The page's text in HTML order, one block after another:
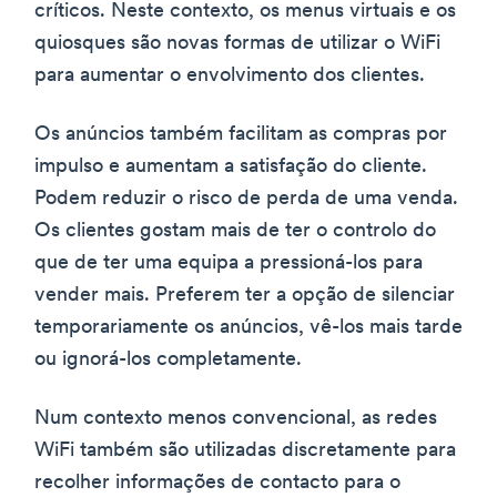
críticos. Neste contexto, os menus virtuais e os
quiosques são novas formas de utilizar o WiFi
para aumentar o envolvimento dos clientes.
Os anúncios também facilitam as compras por
impulso e aumentam a satisfação do cliente.
Podem reduzir o risco de perda de uma venda.
Os clientes gostam mais de ter o controlo do
que de ter uma equipa a pressioná-los para
vender mais. Preferem ter a opção de silenciar
temporariamente os anúncios, vê-los mais tarde
ou ignorá-los completamente.
Num contexto menos convencional, as redes
WiFi também são utilizadas discretamente para
recolher informações de contacto para o